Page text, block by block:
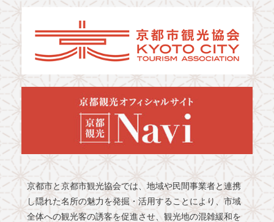
京都市と京都市観光協会では、地域や民間事業者と連携
し隠れた名所の魅力を発掘・活用することにより、市域
全体への観光客の誘客を促進させ、観光地の混雑緩和を